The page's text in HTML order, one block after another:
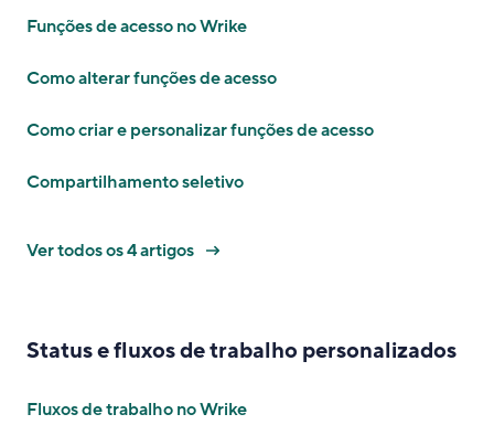
Funções de acesso no Wrike
Como alterar funções de acesso
Como criar e personalizar funções de acesso
Compartilhamento seletivo
Ver todos os 4 artigos
Status e fluxos de trabalho personalizados
Fluxos de trabalho no Wrike